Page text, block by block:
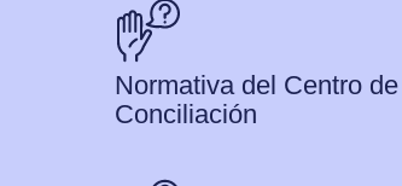
Normativa del Centro de
Conciliación